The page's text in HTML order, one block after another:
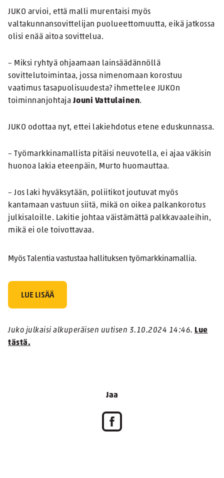
JUKO arvioi, että malli murentaisi myös
valtakunnansovittelijan puolueettomuutta, eikä jatkossa
olisi enää aitoa sovittelua.
– Miksi ryhtyä ohjaamaan lainsäädännöllä
sovittelutoimintaa, jossa nimenomaan korostuu
vaatimus tasapuolisuudesta? ihmettelee JUKOn
toiminnanjohtaja Jouni Vattulainen.
JUKO odottaa nyt, ettei lakiehdotus etene eduskunnassa.
– Työmarkkinamallista pitäisi neuvotella, ei ajaa väkisin
huonoa lakia eteenpäin, Murto huomauttaa.
– Jos laki hyväksytään, poliitikot joutuvat myös
kantamaan vastuun siitä, mikä on oikea palkankorotus
julkisaloille. Lakitie johtaa väistämättä palkkavaaleihin,
mikä ei ole toivottavaa.
Myös Talentia vastustaa hallituksen työmarkkinamallia.
LUE LISÄÄ
Juko julkaisi alkuperäisen uutisen 3.10.2024 14:46. Lue
tästä.
Jaa